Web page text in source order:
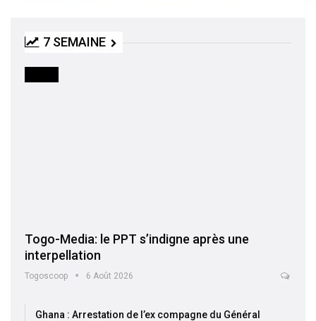
7 SEMAINE
Togo-Media: le PPT s’indigne après une
interpellation
Togoscoop 6 Août 2026
Ghana : Arrestation de l’ex compagne du Général